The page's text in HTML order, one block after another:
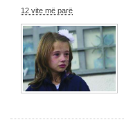
12 vite më parë